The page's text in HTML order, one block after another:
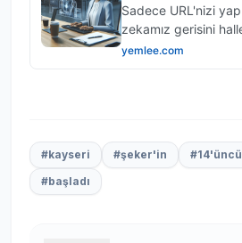
#kayseri #şeker'in #14'üncü
#başladı